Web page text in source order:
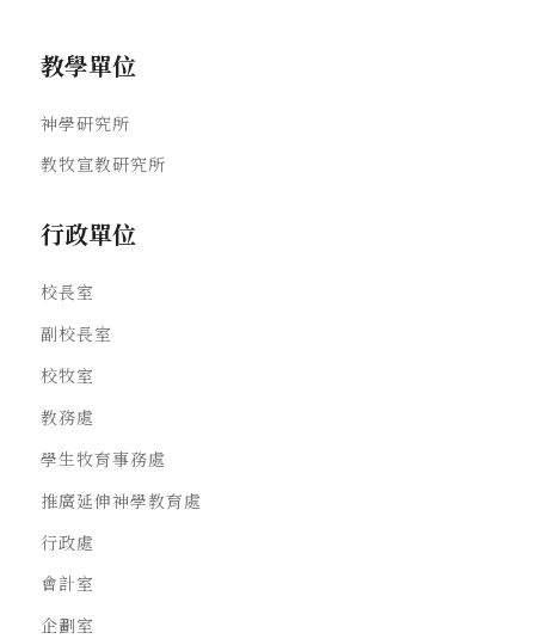
教學單位
神學研究所
教牧宣教研究所
行政單位
校長室
副校長室
校牧室
教務處
學生牧育事務處
推廣延伸神學教育處
行政處
會計室
企劃室